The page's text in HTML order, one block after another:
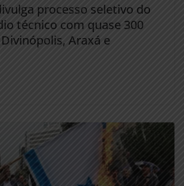
processo seletivo do
técnico com quase 300
Araxá e